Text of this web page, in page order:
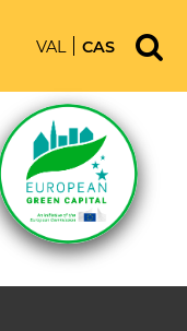
VAL CAS